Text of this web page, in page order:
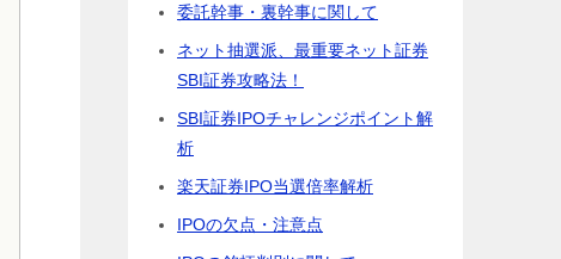
委託幹事・裏幹事に関して
ネット抽選派、最重要ネット証券
SBI証券攻略法！
SBI証券IPOチャレンジポイント解
析
楽天証券IPO当選倍率解析
IPOの欠点・注意点